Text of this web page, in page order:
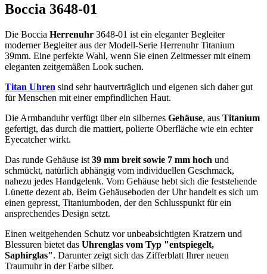
Boccia 3648-01
Die Boccia Herrenuhr 3648-01 ist ein eleganter Begleiter
moderner Begleiter aus der Modell-Serie Herrenuhr Titanium
39mm. Eine perfekte Wahl, wenn Sie einen Zeitmesser mit einem
eleganten zeitgemäßen Look suchen.
Titan Uhren sind sehr hautverträglich und eigenen sich daher gut
für Menschen mit einer empfindlichen Haut.
Die Armbanduhr verfügt über ein silbernes Gehäuse, aus Titanium
gefertigt, das durch die mattiert, polierte Oberfläche wie ein echter
Eyecatcher wirkt.
Das runde Gehäuse ist 39 mm breit sowie 7 mm hoch und
schmückt, natürlich abhängig vom individuellen Geschmack,
nahezu jedes Handgelenk. Vom Gehäuse hebt sich die feststehende
Lünette dezent ab. Beim Gehäuseboden der Uhr handelt es sich um
einen gepresst, Titaniumboden, der den Schlusspunkt für ein
ansprechendes Design setzt.
Einen weitgehenden Schutz vor unbeabsichtigten Kratzern und
Blessuren bietet das Uhrenglas vom Typ "entspiegelt,
Saphirglas". Darunter zeigt sich das Zifferblatt Ihrer neuen
Traumuhr in der Farbe silber.